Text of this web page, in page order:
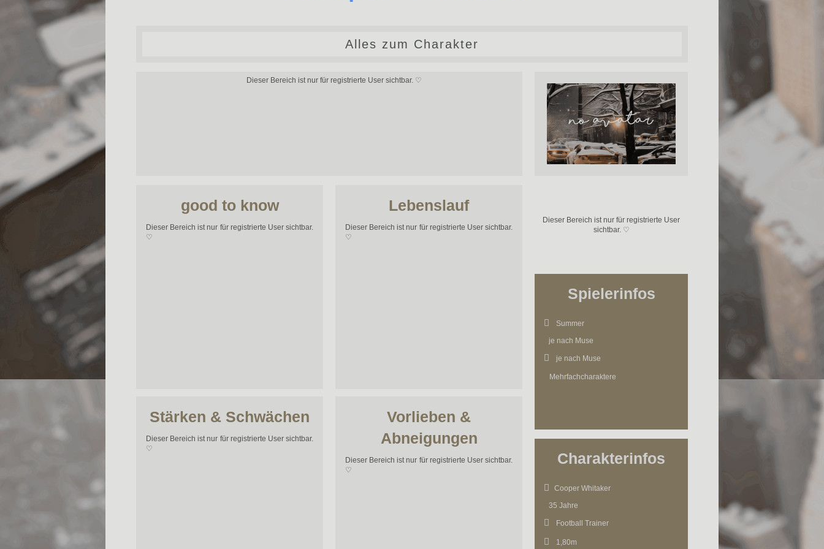
Alles zum Charakter
Dieser Bereich ist nur für registrierte User sichtbar. ♡
good to know
Dieser Bereich ist nur für registrierte User sichtbar.
♡
Lebenslauf
Dieser Bereich ist nur für registrierte User sichtbar.
♡
Stärken & Schwächen
Dieser Bereich ist nur für registrierte User sichtbar.
♡
Vorlieben &
Abneigungen
Dieser Bereich ist nur für registrierte User sichtbar.
♡
Dieser Bereich ist nur für registrierte User
sichtbar. ♡
Spielerinfos
Summer
je nach Muse
je nach Muse
Mehrfachcharaktere
Charakterinfos
Cooper Whitaker
35 Jahre
Football Trainer
1,80m